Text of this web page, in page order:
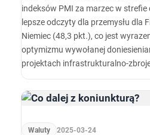
indeksów PMI za marzec w
lepsze odczyty dla przemysłu dla
Niemiec (48,3 pkt.), co jest
optymizmu wywołanej
projektach infrastrukturalno-
Bundestag i Bundesrat zgodziły
konstytucji).…
Waluty 2025-03-24